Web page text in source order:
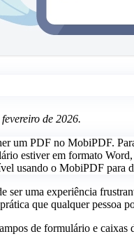
de 2026.
um PDF no MobiPDF.
estiver em formato Word,
usando o MobiPDF para
ser uma experiência
que qualquer pessoa
de formulário e